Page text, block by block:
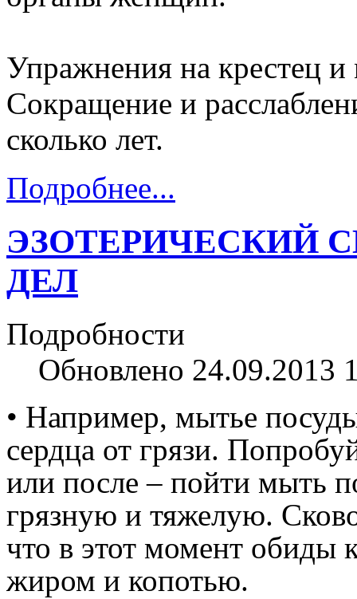
Упражнения на крестец
Сокращение и
сколько лет.
Подробнее...
ЭЗОТЕРИЧЕСКИЙ
ДЕЛ
Подробности
Обновлено 24.09.2013
• Например, мытье
сердца от грязи.
или после – пойти мыть
грязную и тяжелую.
что в этот момент обиды
жиром и копотью.